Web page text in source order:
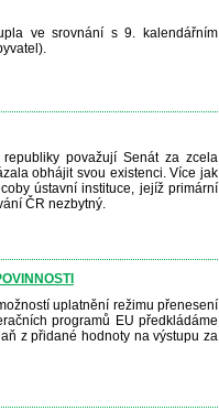
ve srovnání s 9. kalendářním
považují Senát za zcela
obhájit svou existenci. Více jak
ústavní instituce, jejíž primární
ČR nezbytný.
uplatnění režimu přenesení
programů EU předkládáme
z přidané hodnoty na výstupu za